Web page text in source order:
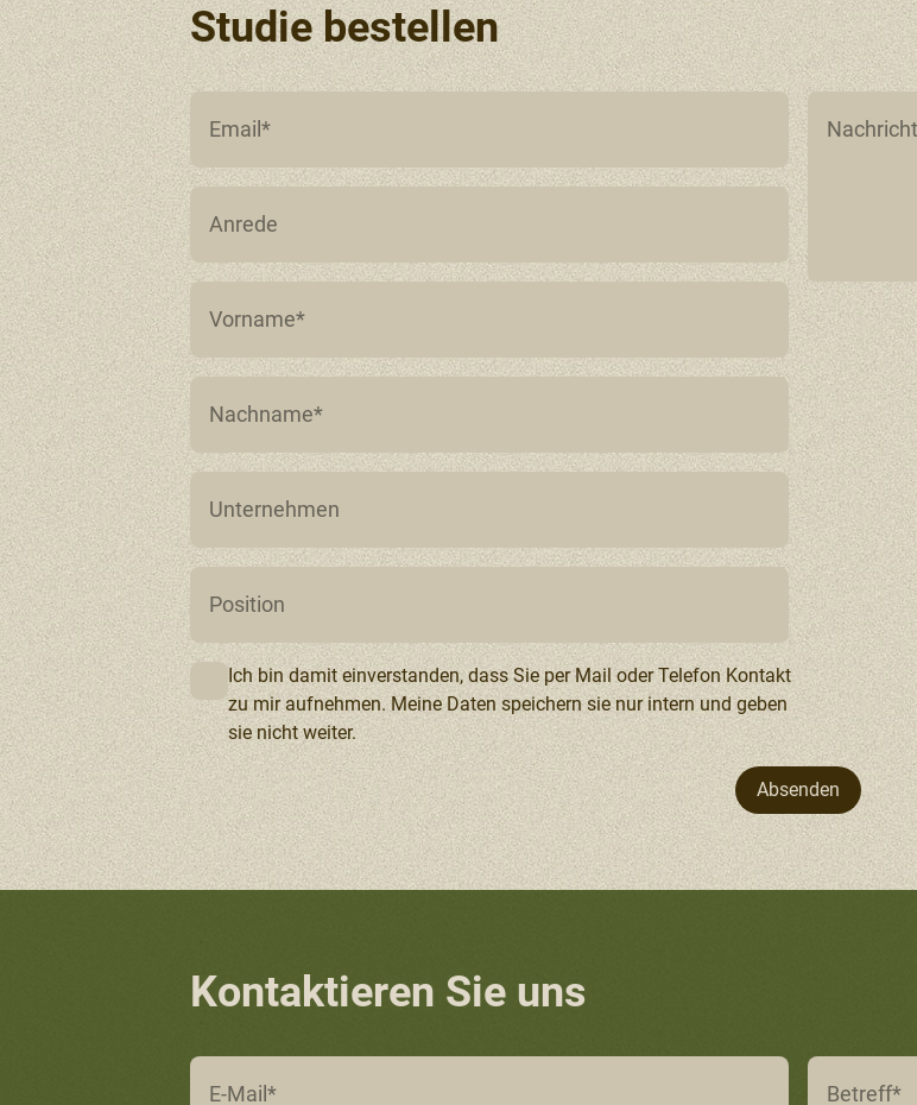
Studie bestellen
Ich bin damit einverstanden, dass Sie per Mail oder Telefon Kontakt
zu mir aufnehmen. Meine Daten speichern sie nur intern und geben
sie nicht weiter.
Absenden
Kontaktieren Sie uns